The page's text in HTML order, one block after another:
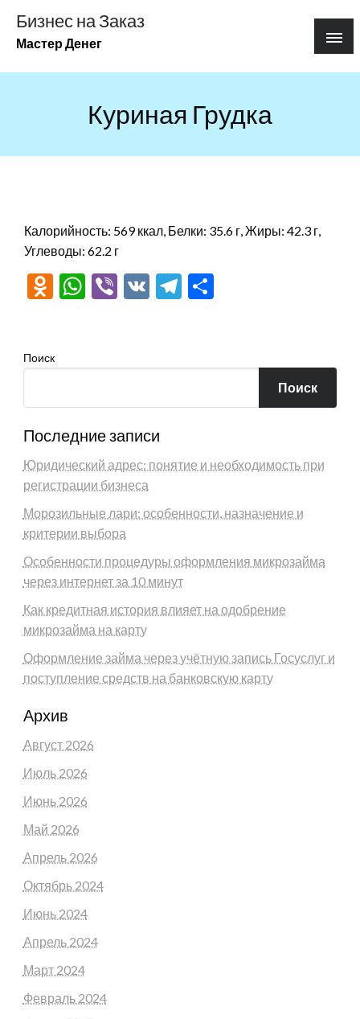
содержимому
Бизнес на Заказ
Мастер Денег
Куриная Грудка
Калорийность: 569 ккал, Белки: 35.6 г, Жиры: 42.3 г,
Углеводы: 62.2 г
Odnoklassniki
WhatsApp
Viber
VK Telegram
Поиск
Поиск
Последние записи
Юридический адрес: понятие и необходимость при
регистрации бизнеса
Морозильные лари: особенности, назначение и
критерии выбора
Особенности процедуры оформления микрозайма
через интернет за 10 минут
Как кредитная история влияет на одобрение
микрозайма на карту
Оформление займа через учётную запись Госуслуг и
поступление средств на банковскую карту
Архив
Август 2026
Июль 2026
Июнь 2026
Май 2026
Апрель 2026
Октябрь 2024
Июнь 2024
Апрель 2024
Март 2024
Февраль 2024